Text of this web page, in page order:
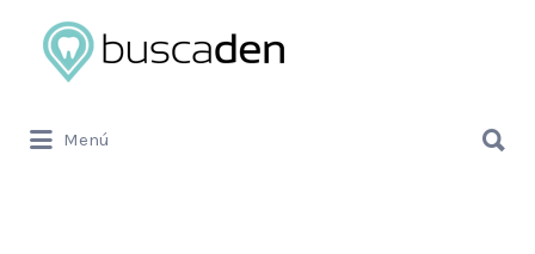
Buscar
por:
Menú
por: